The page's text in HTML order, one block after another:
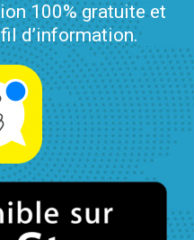
100% gratuite et
d’information.